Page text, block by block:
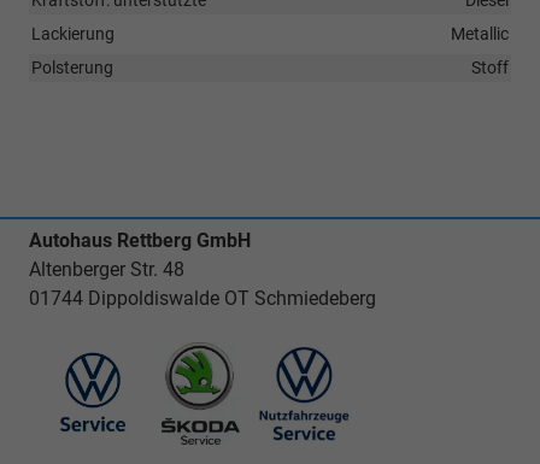
Lackierung
Metallic
Polsterung
Stoff
Autohaus Rettberg GmbH
Altenberger Str. 48
01744 Dippoldiswalde OT Schmiedeberg